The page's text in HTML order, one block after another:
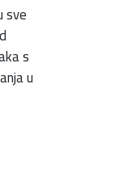
sve
s
u